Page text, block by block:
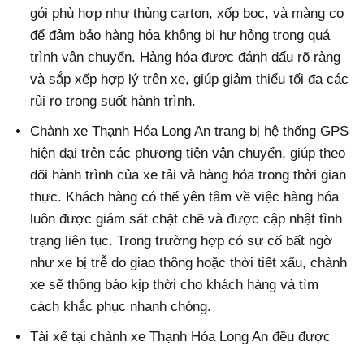
gói phù hợp như thùng carton, xốp bọc, và màng co
để đảm bảo hàng hóa không bị hư hỏng trong quá
trình vận chuyển. Hàng hóa được đánh dấu rõ ràng
và sắp xếp hợp lý trên xe, giúp giảm thiểu tối đa các
rủi ro trong suốt hành trình.
Chành xe Thạnh Hóa Long An trang bị hệ thống GPS
hiện đại trên các phương tiện vận chuyển, giúp theo
dõi hành trình của xe tải và hàng hóa trong thời gian
thực. Khách hàng có thể yên tâm về việc hàng hóa
luôn được giám sát chặt chẽ và được cập nhật tình
trạng liên tục. Trong trường hợp có sự cố bất ngờ
như xe bị trễ do giao thông hoặc thời tiết xấu, chành
xe sẽ thông báo kịp thời cho khách hàng và tìm
cách khắc phục nhanh chóng.
Tài xế tại chành xe Thạnh Hóa Long An đều được